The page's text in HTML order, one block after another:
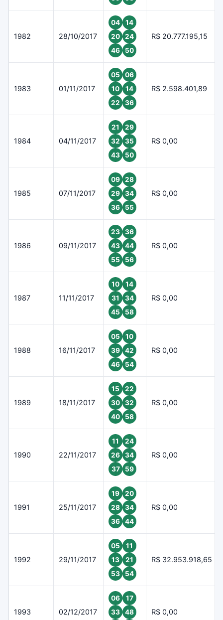
1982 28/10/2017
04
14
20
24
46
50
R$ 20.777.195,15
1983 01/11/2017
05
06
10
14
22
36
R$ 2.598.401,89
1984 04/11/2017
21
29
32
35
43
50
R$ 0,00
1985 07/11/2017
09
28
29
34
36
55
R$ 0,00
1986 09/11/2017
23
36
43
44
55
56
R$ 0,00
1987 11/11/2017
10
14
31
34
45
58
R$ 0,00
1988 16/11/2017
05
10
39
42
46
54
R$ 0,00
1989 18/11/2017
15
22
30
32
40
58
R$ 0,00
1990 22/11/2017
11
24
26
34
37
59
R$ 0,00
1991 25/11/2017
19
20
28
34
36
44
R$ 0,00
1992 29/11/2017
05
11
13
21
53
54
R$ 32.953.918,65
1993 02/12/2017
06
17
33
48
R$ 0,00